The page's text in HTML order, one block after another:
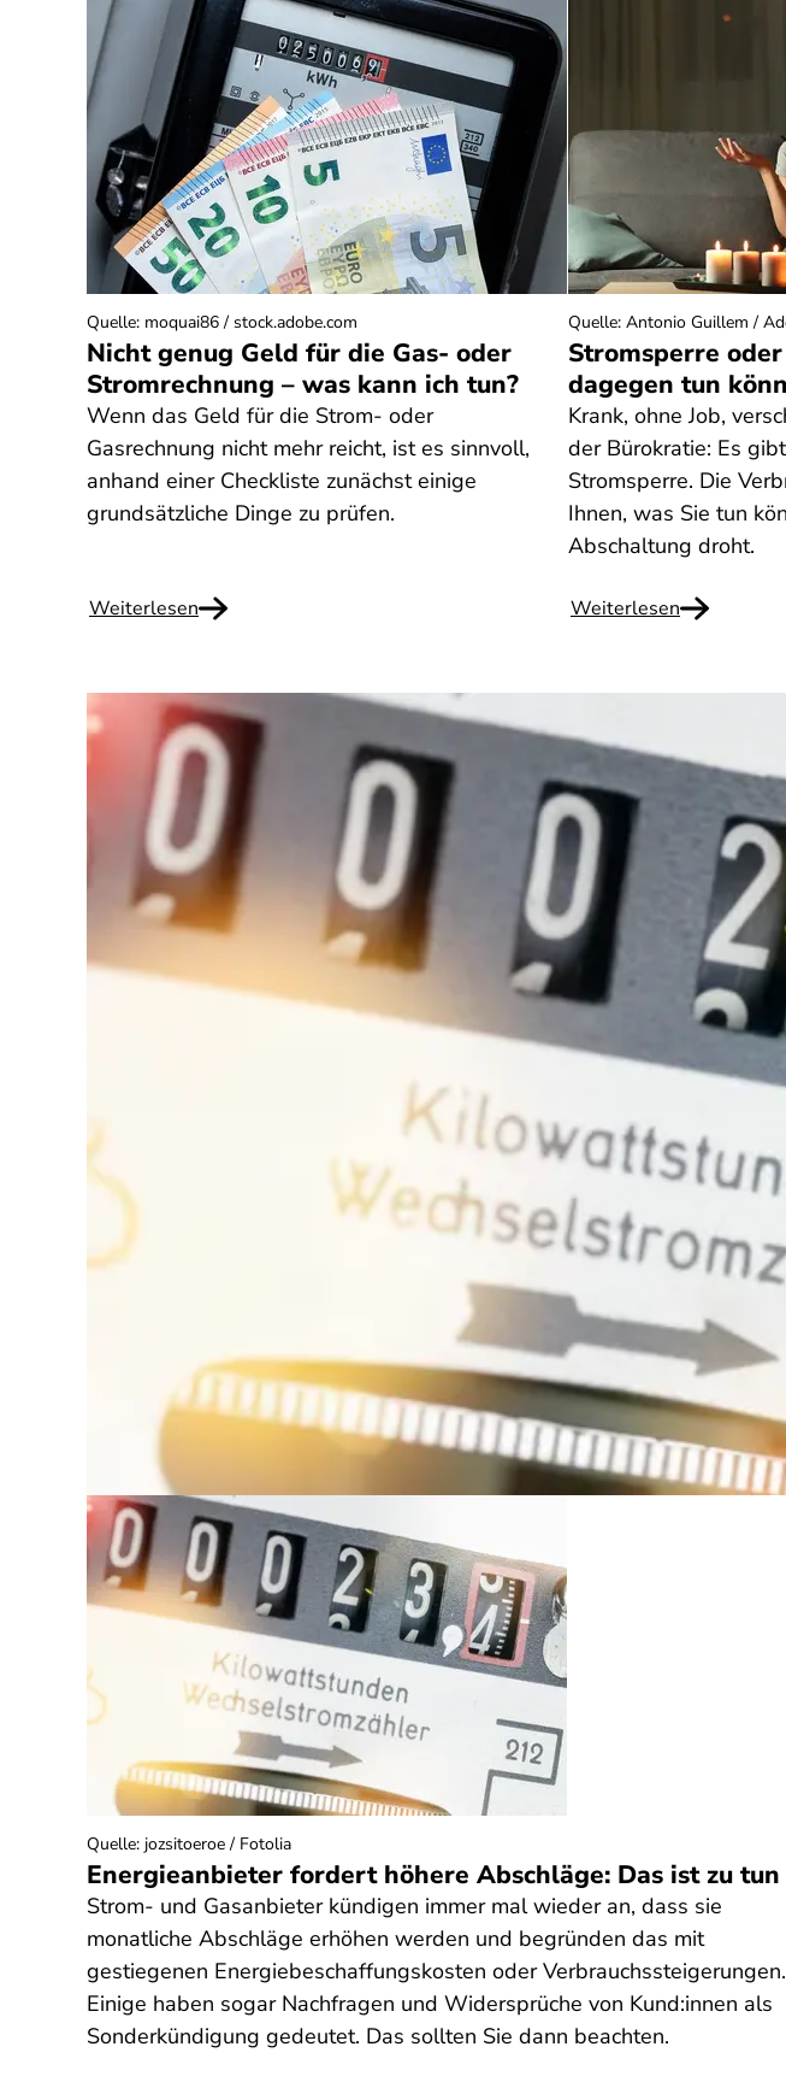
Nicht genug Geld für die Gas- oder
Stromrechnung – was kann ich tun?
Wenn das Geld für die Strom- oder
Gasrechnung nicht mehr reicht, ist es sinnvoll,
anhand einer Checkliste zunächst einige
grundsätzliche Dinge zu prüfen.
Weiterlesen
Quelle: moquai86 / stock.adobe.com
Stromsperre
dagegen tun
Krank, ohne Job,
der Bürokratie: Es
Stromsperre. Die
Ihnen, was Sie tun
Abschaltung droht.
Weiterlesen
Quelle: Antonio Guillem /
Energieanbieter fordert höhere Abschläge: Das ist zu tun
Strom- und Gasanbieter kündigen immer mal wieder an, dass sie
monatliche Abschläge erhöhen werden und begründen das mit
gestiegenen Energiebeschaffungskosten oder Verbrauchssteigerungen.
Einige haben sogar Nachfragen und Widersprüche von Kund:innen als
Sonderkündigung gedeutet. Das sollten Sie dann beachten.
Quelle: jozsitoeroe / Fotolia